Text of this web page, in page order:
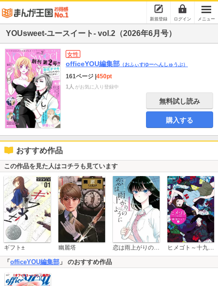
新規登録 ログイン メニュー
YOUsweet-ユースイート- vol.2（2026年6月号）
女性
officeYOU編集部 （おふぃすゆーへんしゅうぶ）
161ページ 450pt
1人 がお気に入り登録中
無料試し読み
購入する
おすすめ作品
この作品を見た人はコチラも見ています
ギフト± 幽麗塔 恋は雨上がりのように ヒメゴト～十九歳の制服～
「 officeYOU編集部 」 のおすすめ作品